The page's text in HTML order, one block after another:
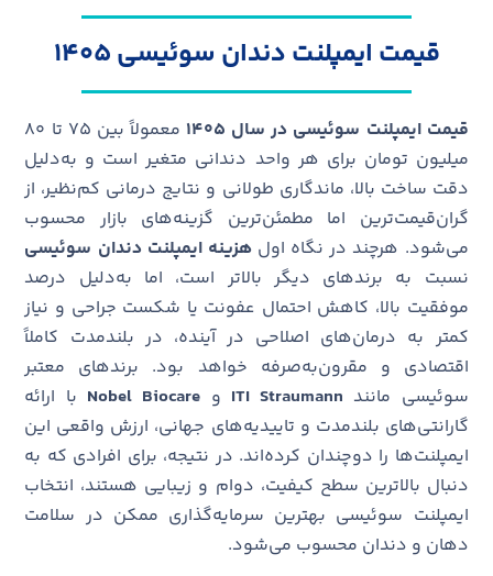
قیمت ایمپلنت دندان سوئیسی ۱۴۰۵
قیمت ایمپلنت سوئیسی در سال ۱۴۰۵
معمولاً بین ۷۵ تا ۸۰
میلیون تومان برای هر واحد دندانی متغیر است و به‌دلیل
دقت ساخت بالا، ماندگاری طولانی و نتایج درمانی کم‌نظیر، از
گران‌قیمت‌ترین اما مطمئن‌ترین گزینه‌های بازار محسوب
می‌شود. هرچند در نگاه اولهزینه ایمپلنت دندان سوئیسی
نسبت به برندهای دیگر بالاتر است، اما به‌دلیل درصد
موفقیت بالا، کاهش احتمال عفونت یا شکست جراحی و نیاز
کمتر به درمان‌های اصلاحی در آینده، در بلندمدت کاملاً
اقتصادی و مقرون‌به‌صرفه خواهد بود. برندهای معتبر
سوئیسی مانند ITI Straumann و Nobel Biocare با ارائه
گارانتی‌های بلندمدت و تاییدیه‌های جهانی، ارزش واقعی این
ایمپلنت‌ها را دوچندان کرده‌اند. در نتیجه، برای افرادی که به
دنبال بالاترین سطح کیفیت، دوام و زیبایی هستند، انتخاب
ایمپلنت سوئیسی بهترین سرمایه‌گذاری ممکن در سلامت
دهان و دندان محسوب می‌شود.